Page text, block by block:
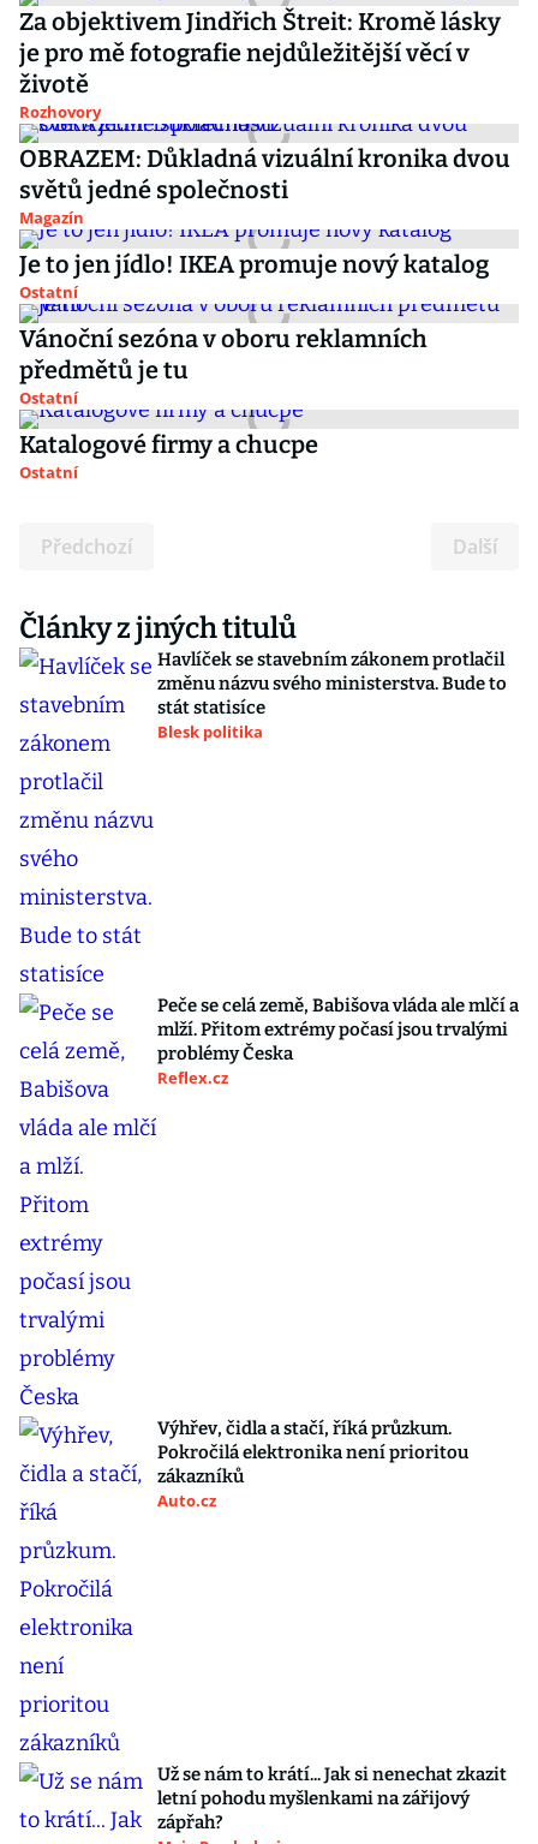
Za objektivem Jindřich Štreit: Kromě lásky
je pro mě fotografie nejdůležitější věcí v
životě
Rozhovory
OBRAZEM: Důkladná vizuální kronika dvou
světů jedné společnosti
Magazín
Je to jen jídlo! IKEA promuje nový katalog
Ostatní
Vánoční sezóna v oboru reklamních
předmětů je tu
Ostatní
Katalogové firmy a chucpe
Ostatní
Předchozí Další
Články z jiných titulů
Havlíček se stavebním zákonem protlačil
změnu názvu svého ministerstva. Bude to
stát statisíce
Blesk politika
Peče se celá země, Babišova vláda ale mlčí a
mlží. Přitom extrémy počasí jsou trvalými
problémy Česka
Reflex.cz
Výhřev, čidla a stačí, říká průzkum.
Pokročilá elektronika není prioritou
zákazníků
Auto.cz
Už se nám to krátí... Jak si nenechat zkazit
letní pohodu myšlenkami na zářijový
zápřah?